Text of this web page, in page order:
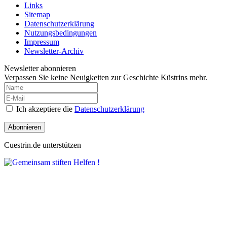
Links
Sitemap
Datenschutzerklärung
Nutzungsbedingungen
Impressum
Newsletter-Archiv
Newsletter abonnieren
Verpassen Sie keine Neuigkeiten zur Geschichte Küstrins mehr.
Ich akzeptiere die Datenschutzerklärung
Abonnieren
Cuestrin.de unterstützen